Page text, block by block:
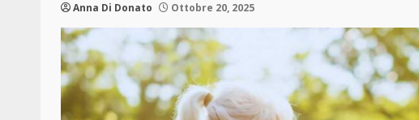
Anna Di Donato Ottobre 20, 2025